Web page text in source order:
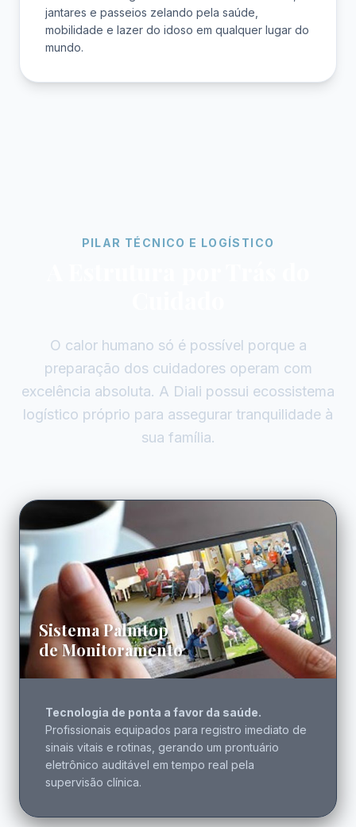
jantares e passeios zelando pela saúde,
mobilidade e lazer do idoso em qualquer lugar do
mundo.
PILAR TÉCNICO E LOGÍSTICO
O calor humano só é possível porque a
preparação dos cuidadores operam com
excelência absoluta. A Diali possui ecossistema
logístico próprio para assegurar tranquilidade à
sua família.
Sistema Palmtop
de Monitoramento
Tecnologia de ponta a favor da saúde.
Profissionais equipados para registro imediato de
sinais vitais e rotinas, gerando um prontuário
eletrônico auditável em tempo real pela
supervisão clínica.